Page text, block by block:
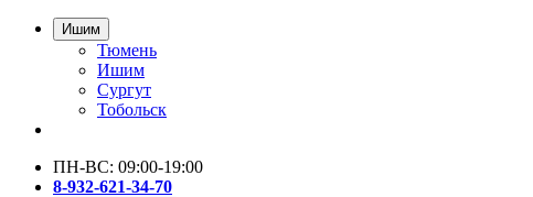
Ишим
Тюмень
Ишим
Сургут
Тобольск
ПН-ВС: 09:00-19:00
8-932-621-34-70